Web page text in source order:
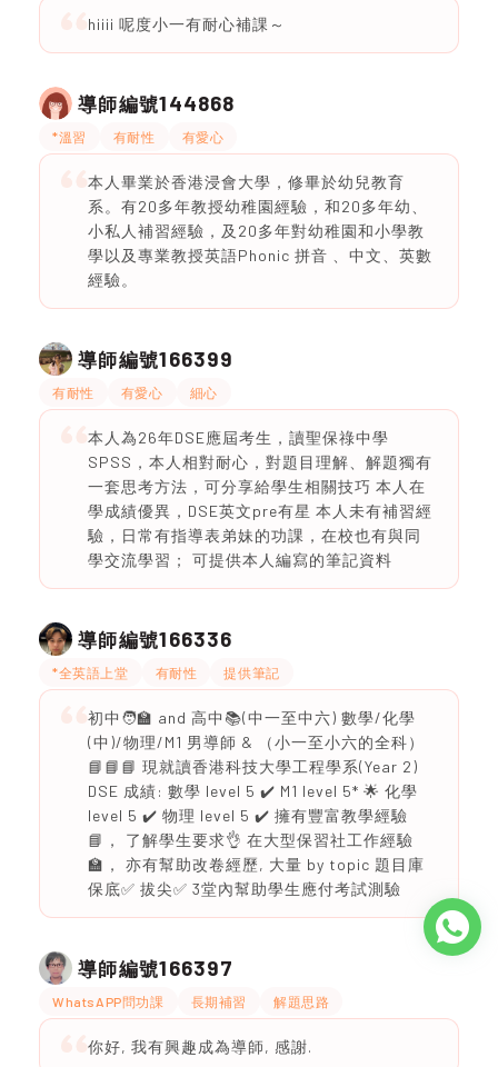
hiiii 呢度小一有耐心補課～
導師編號144868
*溫習 有耐性 有愛心
本人畢業於香港浸會大學，修畢於幼兒教育
系。有20多年教授幼稚園經驗，和20多年幼、
小私人補習經驗，及20多年對幼稚園和小學教
學以及專業教授英語Phonic 拼音 、中文、英數
經驗。
導師編號166399
有耐性 有愛心 細心
本人為26年DSE應屆考生，讀聖保祿中學
SPSS，本人相對耐心，對題目理解、解題獨有
一套思考方法，可分享給學生相關技巧 本人在
學成績優異，DSE英文pre有星 本人未有補習經
驗，日常有指導表弟妹的功課，在校也有與同
學交流學習； 可提供本人編寫的筆記資料
導師編號166336
*全英語上堂 有耐性 提供筆記
初中🧑‍🏫 and 高中📚(中一至中六) 數學/化學
(中)/物理/M1 男導師 & （小一至小六的全科）
📘📘📘 現就讀香港科技大學工程學系(Year 2)
DSE 成績: 數學 level 5 ✔️ M1 level 5* 🌟 化學
level 5 ✔️ 物理 level 5 ✔️ 擁有豐富教學經驗
📘， 了解學生要求👌 在大型保習社工作經驗
🏫， 亦有幫助改卷經歷, 大量 by topic 題目庫
保底✅ 拔尖✅ 3堂內幫助學生應付考試測驗
導師編號166397
WhatsAPP問功課 長期補習 解題思路
你好, 我有興趣成為導師, 感謝.